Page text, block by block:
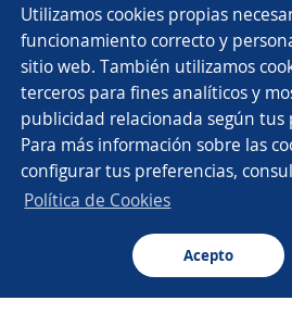
Utilizamos cookies propias
funcionamiento correcto y
sitio web. También utilizamos
terceros para fines analíticos y
publicidad relacionada según tus
Para más información sobre las
configurar tus preferencias,
Política de Cookies
Acepto
Buscar Postulaciones Avisos
Coordinador administrativo
Enfermero/a Agente ventas
Becario/a Representante de
Ejecutivo/a telefónico
Instructor/a
Buscar es más fácil
CT App
Navegador